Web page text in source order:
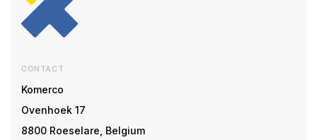
CONTACT
Komerco
Ovenhoek 17
8800 Roeselare, Belgium